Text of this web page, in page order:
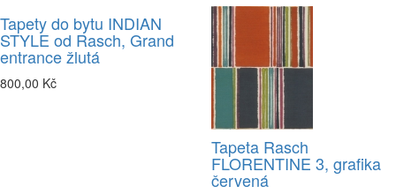
Tapety do bytu INDIAN
STYLE od Rasch, Grand
entrance žlutá
800,00 Kč
Tapeta Rasch
FLORENTINE 3, grafika
červená